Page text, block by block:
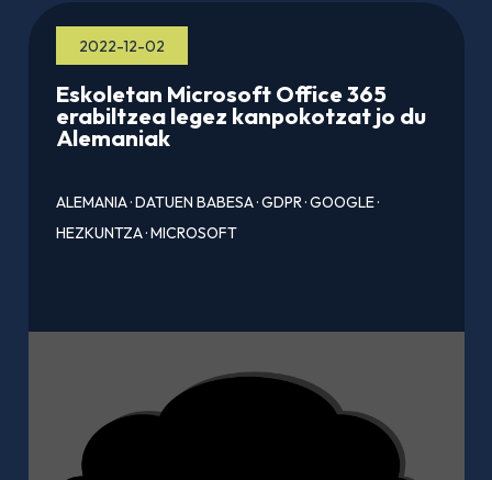
2022-12-02
Eskoletan Microsoft Office 365
erabiltzea legez kanpokotzat jo du
Alemaniak
ALEMANIA·DATUEN BABESA·GDPR·GOOGLE·
HEZKUNTZA·MICROSOFT